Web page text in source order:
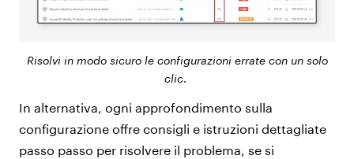
Risolvi in modo sicuro le configurazioni errate con un solo
clic.
In alternativa, ogni approfondimento sulla
configurazione offre consigli e istruzioni dettagliate
passo passo per risolvere il problema, se si